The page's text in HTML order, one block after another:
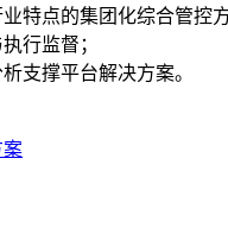
特点的集团化综合管控方
行监督；
支撑平台解决方案。
案